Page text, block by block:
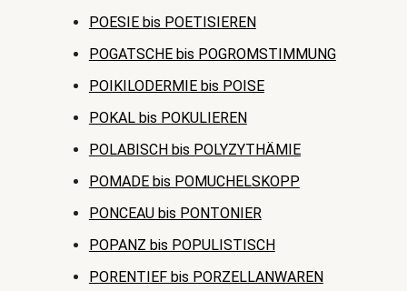
POESIE bis POETISIEREN
POGATSCHE bis POGROMSTIMMUNG
POIKILODERMIE bis POISE
POKAL bis POKULIEREN
POLABISCH bis POLYZYTHÄMIE
POMADE bis POMUCHELSKOPP
PONCEAU bis PONTONIER
POPANZ bis POPULISTISCH
PORENTIEF bis PORZELLANWAREN